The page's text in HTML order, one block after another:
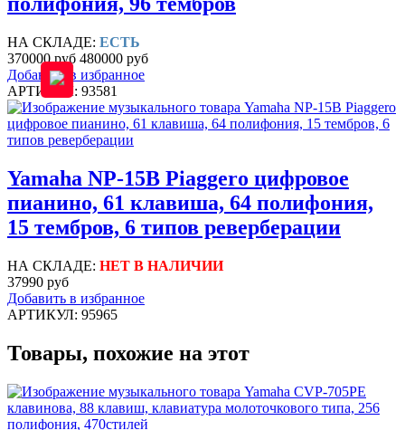
НА СКЛАДЕ: ЕСТЬ
370000 руб 480000 руб
Добавить в избранное
АРТИКУЛ: 93581
Yamaha NP-15B Piaggero цифровое
пианино, 61 клавиша, 64 полифония,
15 тембров, 6 типов реверберации
НА СКЛАДЕ: НЕТ В НАЛИЧИИ
37990 руб
Добавить в избранное
АРТИКУЛ: 95965
Товары, похожие на этот